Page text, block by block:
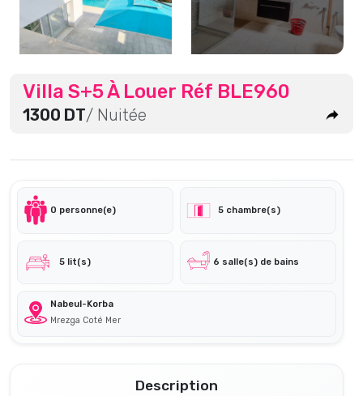
Villa S+5 À Louer Réf BLE960
1300 DT/ Nuitée
0 personne(e) 5 chambre(s)
5 lit(s) 6 salle(s) de bains
Nabeul-Korba
Mrezga Coté Mer
Description